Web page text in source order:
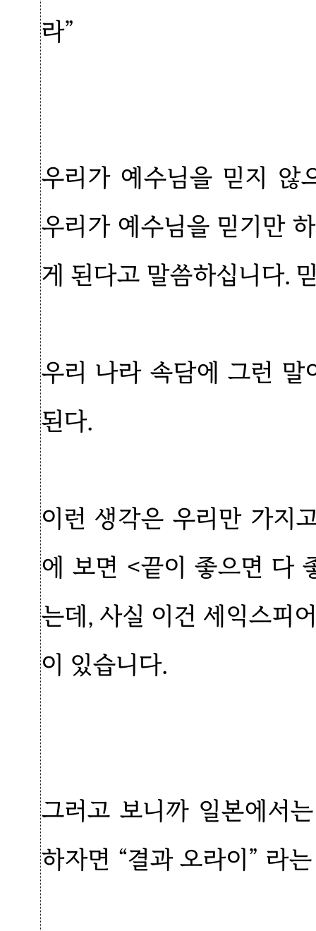
라”
우리가 예수님을 믿지 않
우리가 예수님을 믿기만
게 된다고 말씀하십니다.
우리 나라 속담에 그런 말
된다.
이런 생각은 우리만 가지
에 보면 <끝이 좋으면 다
는데, 사실 이건 세익스피
이 있습니다.
그러고 보니까 일본에서
하자면 “결과 오라이” 라